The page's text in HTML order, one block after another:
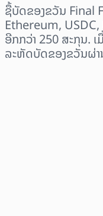
ຊື້ບັດຂອງຂວັນ Final
Ethereum,
ອີກກວ່າ 250 ສະກຸນ. ເ
ລະຫັດບັດຂອງຂວັນຜ່